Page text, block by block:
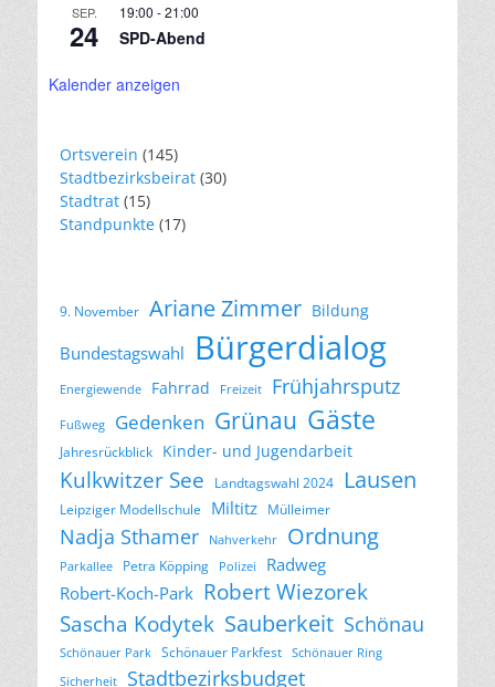
SEP.
24
19:00 -21:00
SPD-Abend
Kalender anzeigen
Ortsverein (145)
Stadtbezirksbeirat (30)
Stadtrat (15)
Standpunkte (17)
9. November Ariane Zimmer Bildung
Bundestagswahl Bürgerdialog
Energiewende Fahrrad Freizeit Frühjahrsputz
Fußweg Gedenken Grünau Gäste
Jahresrückblick Kinder- und Jugendarbeit
Kulkwitzer See Landtagswahl 2024 Lausen
Leipziger Modellschule Miltitz Mülleimer
Nadja Sthamer Nahverkehr Ordnung
Parkallee Petra Köpping Polizei
Radweg
Robert-Koch-Park Robert Wiezorek
Sascha Kodytek Sauberkeit Schönau
Schönauer Park Schönauer Parkfest
Schönauer Ring
Sicherheit
Stadtbezirksbudget